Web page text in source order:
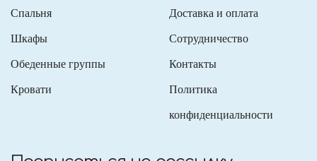
Спальня
Шкафы
Обеденные группы
Кровати
Доставка и оплата
Сотрудничество
Контакты
Политика
конфиденциальности